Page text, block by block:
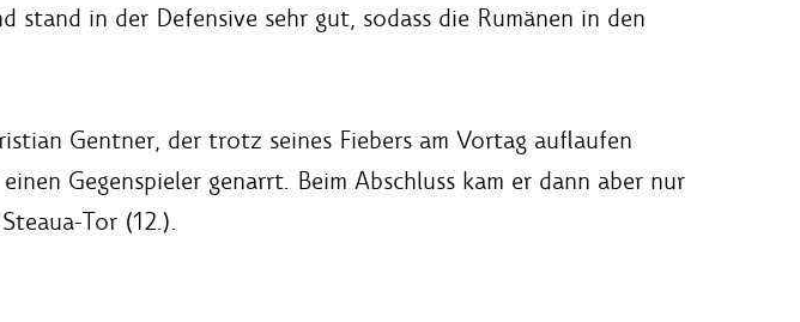
in der Defensive sehr gut, sodass die Rumänen in den
Gentner, der trotz seines Fiebers am Vortag auflaufen
Gegenspieler genarrt. Beim Abschluss kam er dann aber nur
Tor (12.).